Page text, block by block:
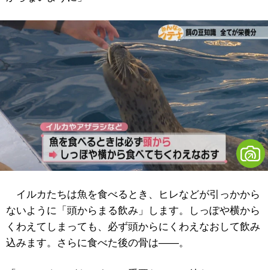
イルカたちは魚を食べるとき、ヒレなどが引っかから
ないように「頭からまる飲み」します。しっぽや横から
くわえてしまっても、必ず頭からにくわえなおして飲み
込みます。さらに食べた後の骨は――。